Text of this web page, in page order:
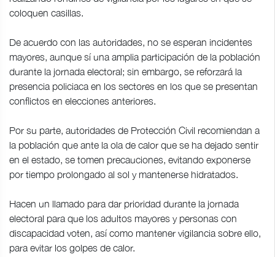
coloquen casillas.
De acuerdo con las autoridades, no se esperan incidentes
mayores, aunque sí una amplia participación de la población
durante la jornada electoral; sin embargo, se reforzará la
presencia policiaca en los sectores en los que se presentan
conflictos en elecciones anteriores.
Por su parte, autoridades de Protección Civil recomiendan a
la población que ante la ola de calor que se ha dejado sentir
en el estado, se tomen precauciones, evitando exponerse
por tiempo prolongado al sol y mantenerse hidratados.
Hacen un llamado para dar prioridad durante la jornada
electoral para que los adultos mayores y personas con
discapacidad voten, así como mantener vigilancia sobre ello,
para evitar los golpes de calor.